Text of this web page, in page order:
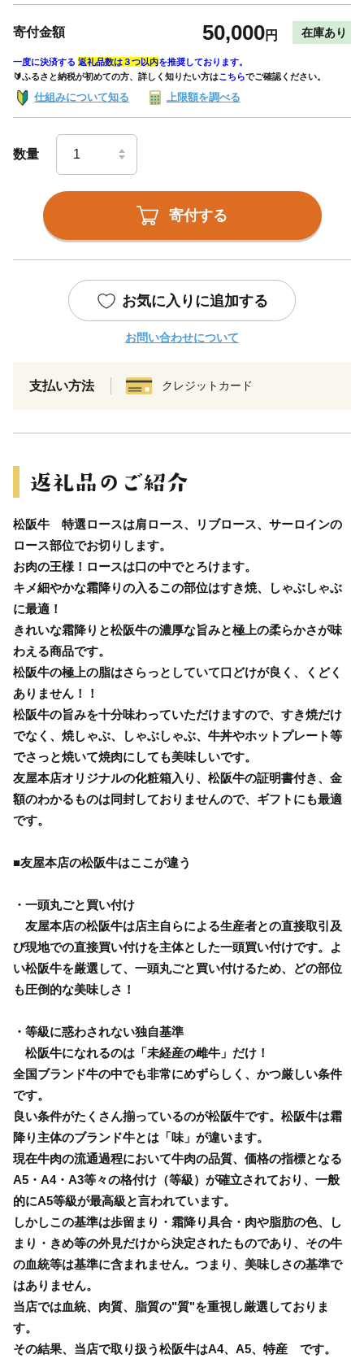
寄付金額 50,000円 在庫あり
一度に決済する 返礼品数は３つ以内を推奨しております。
🔰ふるさと納税が初めての方、詳しく知りたい方はこちらでご確認ください。
仕組みについて知る 上限額を調べる
数量
寄付する
お気に入りに追加する
お問い合わせについて
支払い方法 クレジットカード
松阪牛 特選ロースは肩ロース、リブロース、サーロインの
ロース部位でお切りします。
お肉の王様！ロースは口の中でとろけます。
キメ細やかな霜降りの入るこの部位はすき焼、しゃぶしゃぶ
に最適！
きれいな霜降りと松阪牛の濃厚な旨みと極上の柔らかさが味
わえる商品です。
松阪牛の極上の脂はさらっとしていて口どけが良く、くどく
ありません！！
松阪牛の旨みを十分味わっていただけますので、すき焼だけ
でなく、焼しゃぶ、しゃぶしゃぶ、牛丼やホットプレート等
でさっと焼いて焼肉にしても美味しいです。
友屋本店オリジナルの化粧箱入り、松阪牛の証明書付き、金
額のわかるものは同封しておりませんので、ギフトにも最適
です。
■友屋本店の松阪牛はここが違う
・一頭丸ごと買い付け
友屋本店の松阪牛は店主自らによる生産者との直接取引及
び現地での直接買い付けを主体とした一頭買い付けです。よ
い松阪牛を厳選して、一頭丸ごと買い付けるため、どの部位
も圧倒的な美味しさ！
・等級に惑わされない独自基準
松阪牛になれるのは「未経産の雌牛」だけ！
全国ブランド牛の中でも非常にめずらしく、かつ厳しい条件
です。
良い条件がたくさん揃っているのが松阪牛です。松阪牛は霜
降り主体のブランド牛とは「味」が違います。
現在牛肉の流通過程において牛肉の品質、価格の指標となる
A5・A4・A3等々の格付け（等級）が確立されており、一般
的にA5等級が最高級と言われています。
しかしこの基準は歩留まり・霜降り具合・肉や脂肪の色、し
まり・きめ等の外見だけから決定されたものであり、その牛
の血統等は基準に含まれません。つまり、美味しさの基準で
はありません。
当店では血統、肉質、脂質の"質"を重視し厳選しておりま
す。
その結果、当店で取り扱う松阪牛はA4、A5、特産 です。